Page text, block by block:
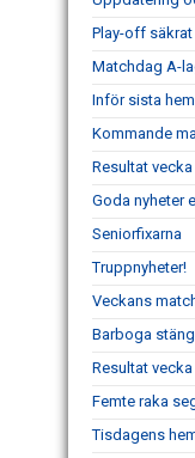
Play-off säkrat
Matchdag A-
Inför sista
Kommande
Resultat vecka
Goda nyheter
Seniorfixarna
Truppnyheter!
Veckans
Barboga
Resultat vecka
Femte raka
Tisdagens